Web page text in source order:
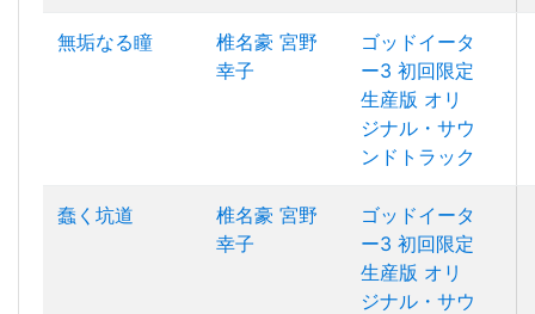
無垢なる瞳 椎名豪 宮野
幸子
ゴッドイータ
ー3 初回限定
生産版 オリ
ジナル・サウ
ンドトラック
蠢く坑道 椎名豪 宮野
幸子
ゴッドイータ
ー3 初回限定
生産版 オリ
ジナル・サウ